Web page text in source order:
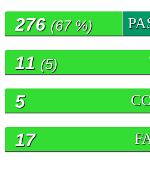
276 (67 %)
11 (5)
5
17